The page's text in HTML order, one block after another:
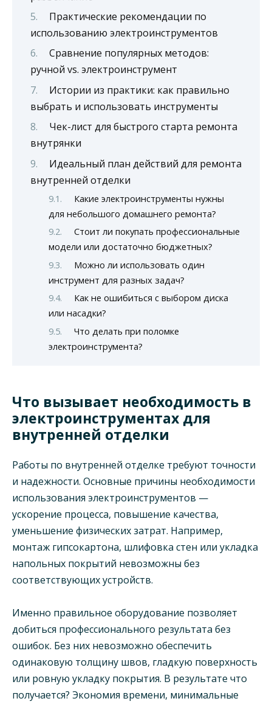
Практические рекомендации по
использованию электроинструментов
Сравнение популярных методов:
ручной vs. электроинструмент
Истории из практики: как правильно
выбрать и использовать инструменты
Чек-лист для быстрого старта ремонта
внутрянки
Идеальный план действий для ремонта
внутренней отделки
Какие электроинструменты нужны
для небольшого домашнего ремонта?
Стоит ли покупать профессиональные
модели или достаточно бюджетных?
Можно ли использовать один
инструмент для разных задач?
Как не ошибиться с выбором диска
или насадки?
Что делать при поломке
электроинструмента?
Что вызывает необходимость в
электроинструментах для
внутренней отделки
Работы по внутренней отделке требуют точности
и надежности. Основные причины необходимости
использования электроинструментов —
ускорение процесса, повышение качества,
уменьшение физических затрат. Например,
монтаж гипсокартона, шлифовка стен или укладка
напольных покрытий невозможны без
соответствующих устройств.
Именно правильное оборудование позволяет
добиться профессионального результата без
ошибок. Без них невозможно обеспечить
одинаковую толщину швов, гладкую поверхность
или ровную укладку покрытия. В результате что
получается? Экономия времени, минимальные